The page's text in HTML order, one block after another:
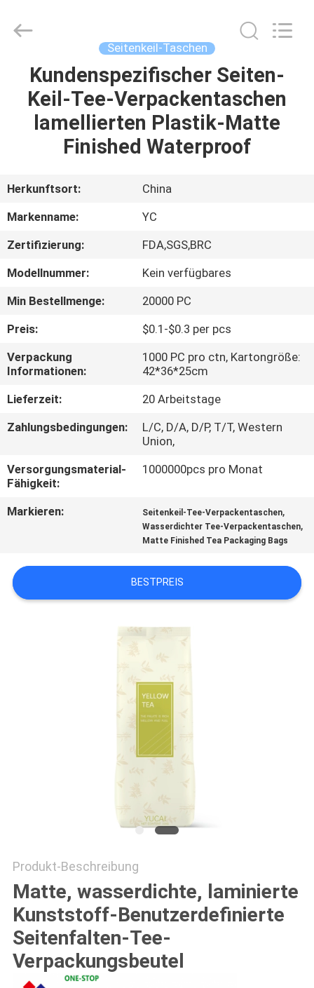
HAUS
PRODUKTE
UNS
AUSFLUG
QUALITÄTSKONTROLLE
TRETEN
SIE
MIT
UNS
VERBINDUNG
FORDERN
ZITAT
Reserved.
Seitenkeil-Taschen
Kundenspezifischer Seiten-
Keil-Tee-Verpackentaschen
lamellierten Plastik-Matte
Finished Waterproof
Herkunftsort:
China
Markenname:
YC
Zertifizierung:
FDA,SGS,BRC
Modellnummer:
Kein verfügbares
Min Bestellmenge:
20000 PC
Preis:
$0.1-$0.3 per pcs
Verpackung
Informationen:
1000 PC pro ctn, Kartongröße:
42*36*25cm
Lieferzeit:
20 Arbeitstage
Zahlungsbedingungen:
L/C, D/A, D/P, T/T, Western
Union,
Versorgungsmaterial-
Fähigkeit:
1000000pcs pro Monat
Markieren: Seitenkeil-Tee-Verpackentaschen,
Wasserdichter Tee-Verpackentaschen,
Matte Finished Tea Packaging Bags
BESTPREIS
Produkt-Beschreibung
Matte, wasserdichte, laminierte
Kunststoff-Benutzerdefinierte
Seitenfalten-Tee-
Verpackungsbeutel